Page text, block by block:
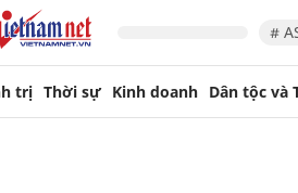
#
trị Thời sự Kinh doanh Dân tộc và